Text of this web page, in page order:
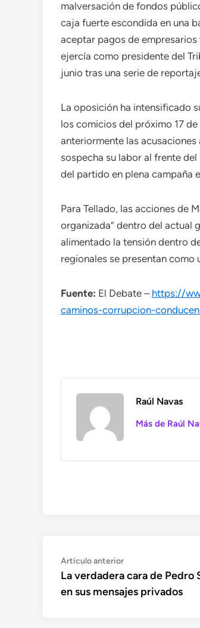
malversación de fondos
caja fuerte escondida en una
aceptar pagos de
ejercía como presidente del
junio tras una serie de
La oposición ha intensificado
los comicios del próximo 17
anteriormente las acusaciones
sospecha su labor al frente
del partido en plena campaña
Para Tellado, las acciones de
organizada” dentro del actual
alimentado la tensión dentro
regionales se presentan
Fuente: El Debate – https://
caminos-corrupcion-
Raúl Navas
Más de Raúl
Navegación
de
entradas
Artículo anteriorArtículo
anterior:
La verdadera cara de Pedro
en sus mensajes privados